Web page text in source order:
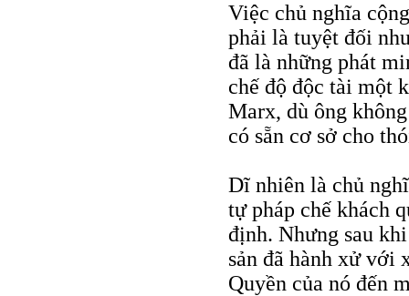
Việc chủ nghĩa
phải là tuyệt đối
đã là những phát
chế độ độc tài một
Marx, dù ông
có sẵn cơ sở cho
Dĩ nhiên là chủ
tự pháp chế khách
định. Nhưng sau
sản đã hành xử với
Quyền của nó đến